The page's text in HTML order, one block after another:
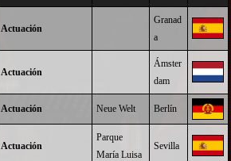
Actuación
Granad
a
Actuación
Ámster
dam
Actuación Neue Welt Berlín
Actuación
Parque
María Luisa
Sevilla